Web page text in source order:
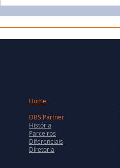
Home
DBS Partner
História
Parceiros
Diferenciais
Diretoria